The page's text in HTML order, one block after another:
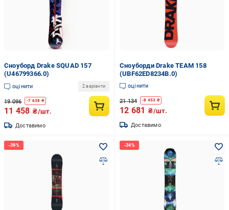
Сноуборд Drake SQUAD 157
(U46799366.0)
оцінити 2 варіанти
19 096 -7 638 ₴
11 458 ₴/шт.
Доставимо
Сноуборди Drake TEAM 158
(UBF62ED8234B.0)
оцінити
21 134 -8 453 ₴
12 681 ₴/шт.
Доставимо